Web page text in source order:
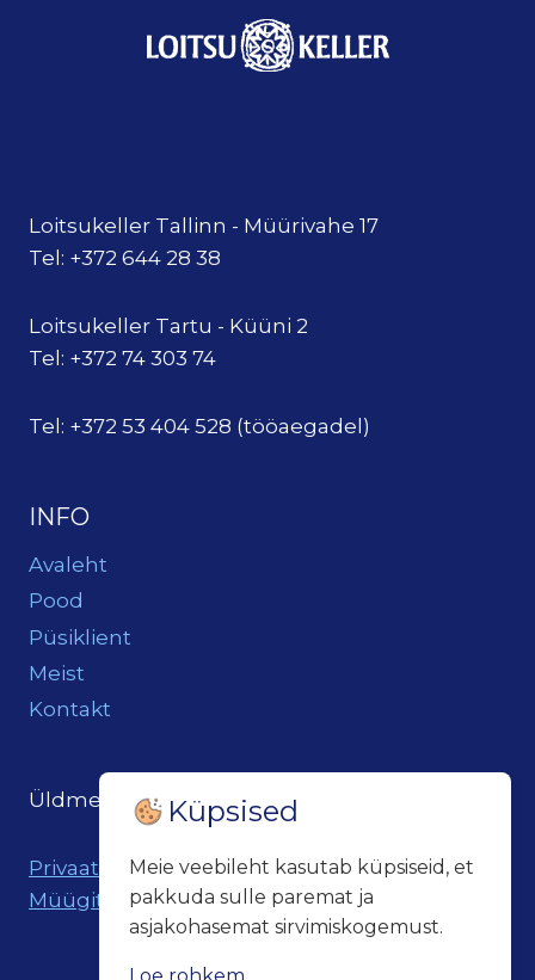
Loitsukeller Tallinn - Müürivahe 17
Tel: +372 644 28 38
Loitsukeller Tartu - Küüni 2
Tel: +372 74 303 74
Tel: +372 53 404 528 (tööaegadel)
INFO
Avaleht
Pood
Püsiklient
Meist
Kontakt
Üldmeil: loits@loitsukeller.ee
Privaatsuspoliitika
Müügitingimused
Küpsised
Meie veebileht kasutab küpsiseid, et
pakkuda sulle paremat ja
asjakohasemat sirvimiskogemust.